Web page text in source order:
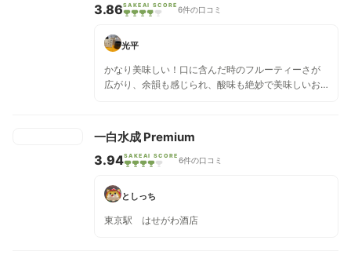
甘さ控えめで酸味や旨味が活かしやすいお酒になる
みのバランスがすごく良いです。 酸味がいい感じで
グレープフルーツの印象。生ハムやぶりさしとか合
うかも。非常にレベルの高いお酒だと思います。
3.86SAKEAI SCORE 6件の口コミ
光平
かなり美味しい！口に含んだ時のフルーティーさが
広がり、余韻も感じられ、酸味も絶妙で美味しいお
一白水成 Premium
3.94SAKEAI SCORE 6件の口コミ
としっち
東京駅 はせがわ酒店